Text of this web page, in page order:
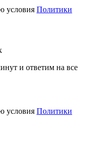
условия Политики
и ответим на все
условия Политики